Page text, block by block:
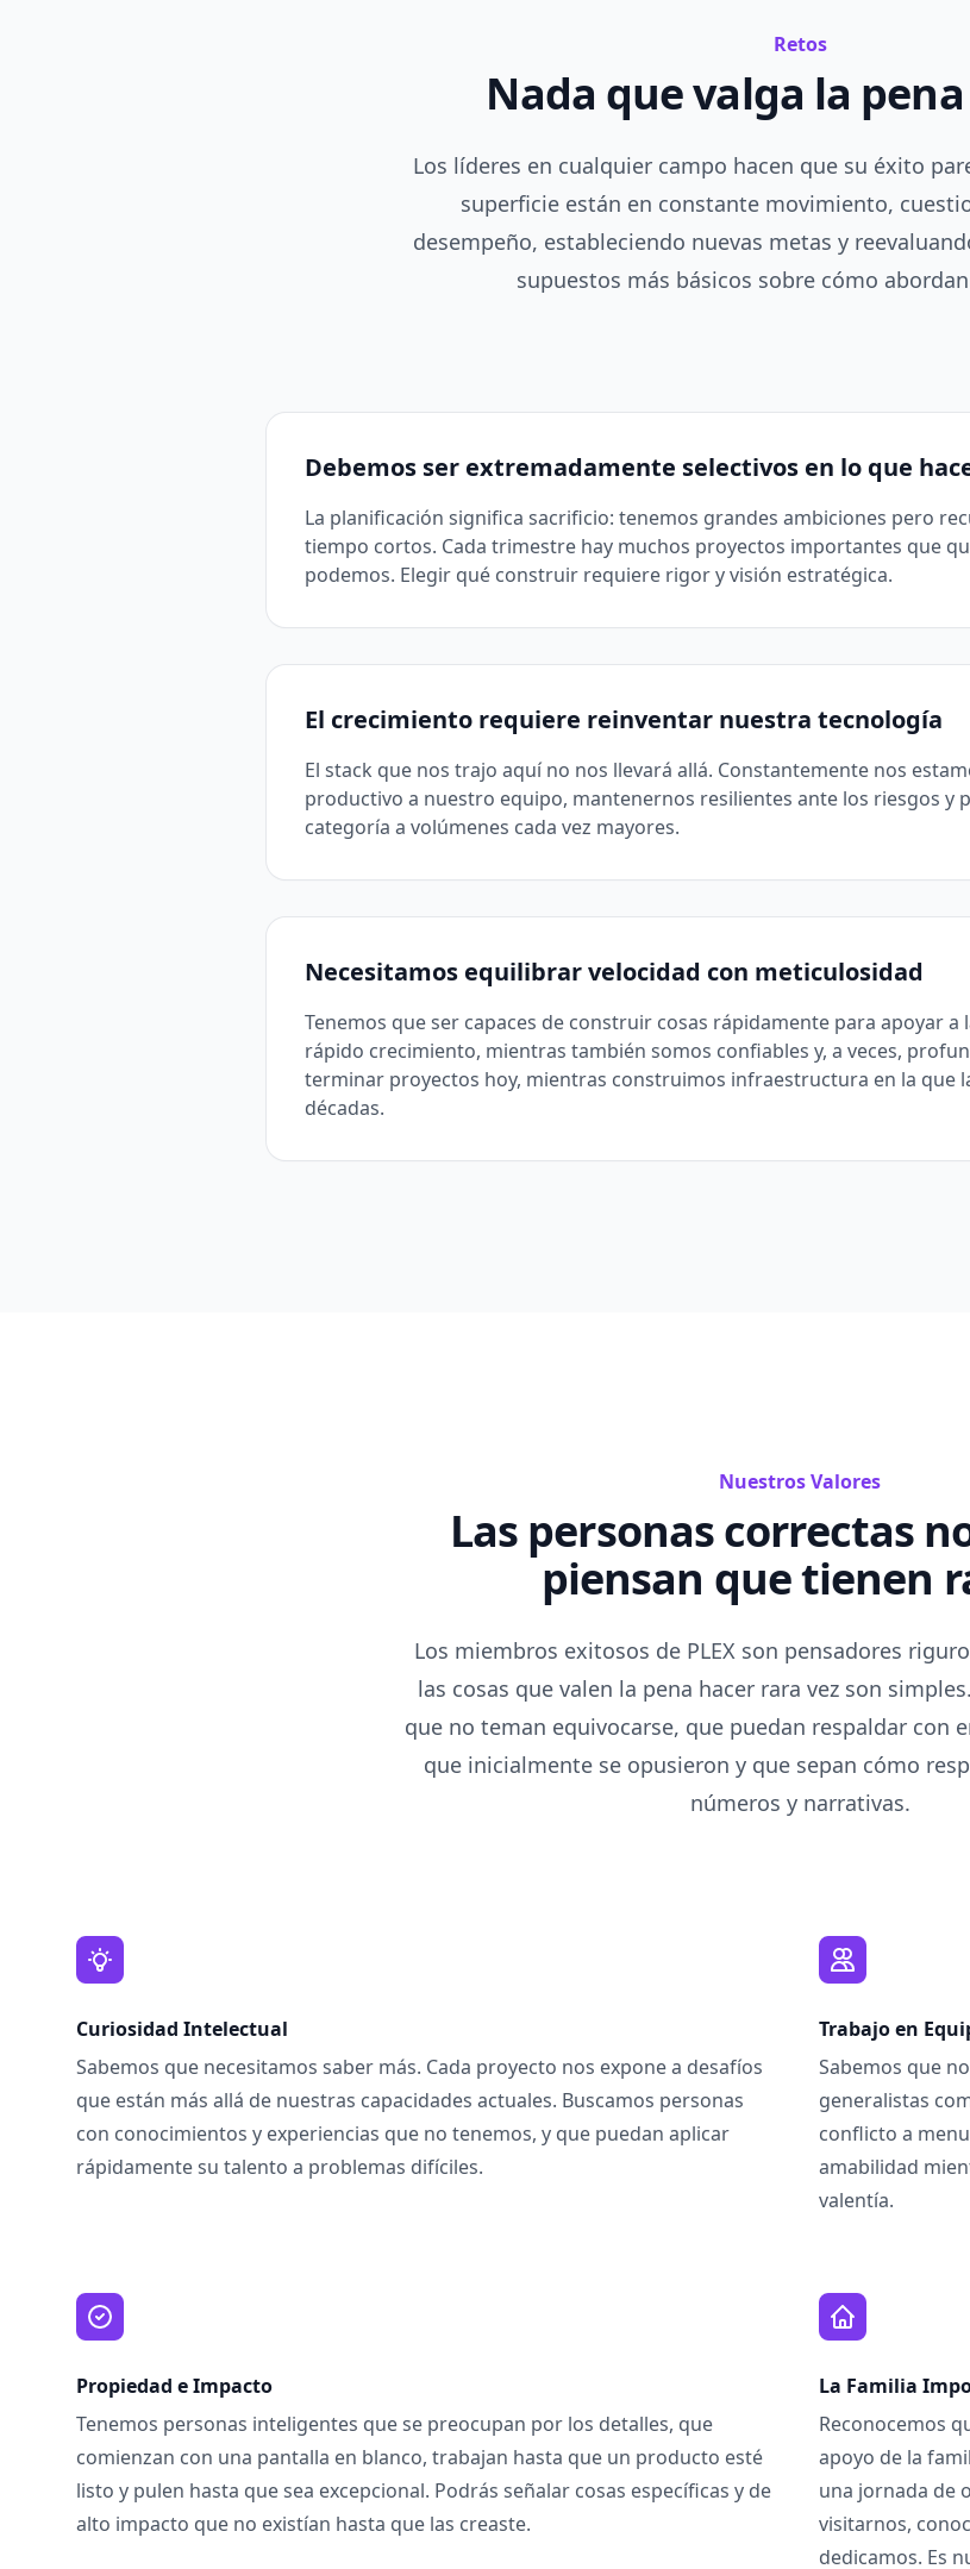
Retos
Nada que valga la
Los líderes en cualquier campo hacen que su éxito
superficie están en constante movimiento,
desempeño, estableciendo nuevas metas y
supuestos más básicos sobre cómo
Debemos ser extremadamente selectivos en lo que
La planificación significa sacrificio: tenemos grandes ambiciones pero
tiempo cortos. Cada trimestre hay muchos proyectos importantes que
podemos. Elegir qué construir requiere rigor y visión estratégica.
El crecimiento requiere reinventar nuestra tecnología
El stack que nos trajo aquí no nos llevará allá. Constantemente nos
productivo a nuestro equipo, mantenernos resilientes ante los riesgos
categoría a volúmenes cada vez mayores.
Necesitamos equilibrar velocidad con meticulosidad
Tenemos que ser capaces de construir cosas rápidamente para apoyar
rápido crecimiento, mientras también somos confiables y, a veces,
terminar proyectos hoy, mientras construimos infraestructura en la que
décadas.
Nuestros Valores
Las personas correctas
piensan que tienen
Los miembros exitosos de PLEX son pensadores
las cosas que valen la pena hacer rara vez son
que no teman equivocarse, que puedan respaldar con
que inicialmente se opusieron y que sepan cómo
números y narrativas.
Curiosidad Intelectual
Sabemos que necesitamos saber más. Cada proyecto nos expone a desafíos
que están más allá de nuestras capacidades actuales. Buscamos personas
con conocimientos y experiencias que no tenemos, y que puedan aplicar
rápidamente su talento a problemas difíciles.
Trabajo en
Sabemos que
generalistas
conflicto a
amabilidad
valentía.
Propiedad e Impacto
Tenemos personas inteligentes que se preocupan por los detalles, que
comienzan con una pantalla en blanco, trabajan hasta que un producto esté
listo y pulen hasta que sea excepcional. Podrás señalar cosas específicas y de
alto impacto que no existían hasta que las creaste.
La Familia
Reconocemos
apoyo de la
una jornada de
visitarnos,
dedicamos. Es